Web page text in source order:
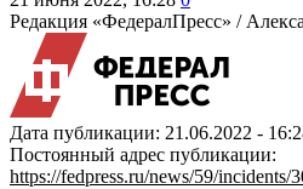
Редакция «ФедералПресс» /
Дата публикации: 21.06.2022 -
Постоянный адрес публикации:
https://fedpress.ru/news/59/incidents/